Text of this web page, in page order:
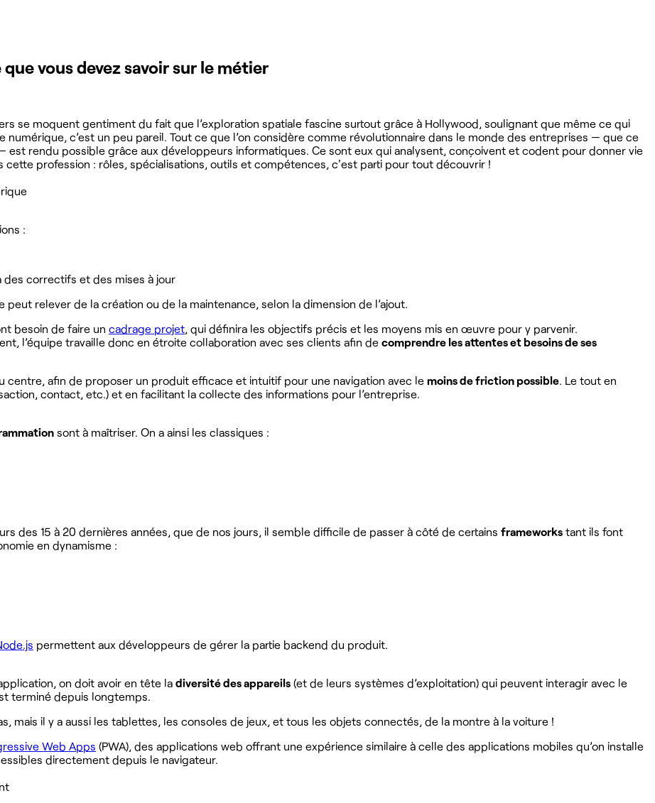
vous devez savoir sur le métier
se moquent gentiment du fait que l’exploration spatiale fascine surtout grâce à Hollywood, soulignant que même ce qui
c’est un peu pareil. Tout ce que l’on considère comme révolutionnaire dans le monde des entreprises — que ce
est rendu possible grâce aux développeurs informatiques. Ce sont eux qui analysent, conçoivent et codent pour donner vie
profession : rôles, spécialisations, outils et compétences, c'est parti pour tout découvrir !
:
des correctifs et des mises à jour
relever de la création ou de la maintenance, selon la dimension de l’ajout.
besoin de faire un cadrage projet, qui définira les objectifs précis et les moyens mis en œuvre pour y parvenir.
l’équipe travaille donc en étroite collaboration avec ses clients afin de comprendre les attentes et besoins de ses
centre, afin de proposer un produit efficace et intuitif pour une navigation avec le moins de friction possible. Le tout en
contact, etc.) et en facilitant la collecte des informations pour l’entreprise.
sont à maîtriser. On a ainsi les classiques :
des 15 à 20 dernières années, que de nos jours, il semble difficile de passer à côté de certains frameworks tant ils font
en dynamisme :
permettent aux développeurs de gérer la partie backend du produit.
on doit avoir en tête la diversité des appareils (et de leurs systèmes d’exploitation) qui peuvent interagir avec le
terminé depuis longtemps.
mais il y a aussi les tablettes, les consoles de jeux, et tous les objets connectés, de la montre à la voiture !
Web Apps (PWA), des applications web offrant une expérience similaire à celle des applications mobiles qu’on installe
directement depuis le navigateur.